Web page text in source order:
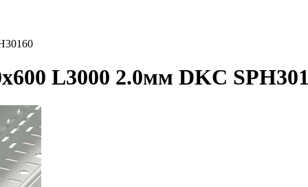
L3000 2.0мм DKC